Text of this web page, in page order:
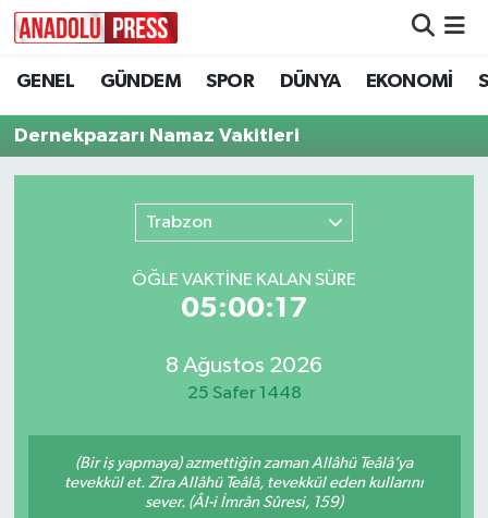
GENEL GÜNDEM SPOR DÜNYA EKONOMİ
Dernekpazarı Namaz Vakitleri
Trabzon
ÖĞLE VAKTİNE KALAN SÜRE
05:00:17
8 Ağustos 2026
25 Safer 1448
(Bir iş yapmaya) azmettiğin zaman Allâhü Teâlâ’ya
tevekkül et. Zira Allâhü Teâlâ, tevekkül eden kullarını
sever. (Âl-i İmrân Sûresi, 159)
Nöbetçi Eczaneler
Hava Durumu
Süper Lig Puan Durumu ve Fikstür
Tüm Manşetler
Haber Arşivi